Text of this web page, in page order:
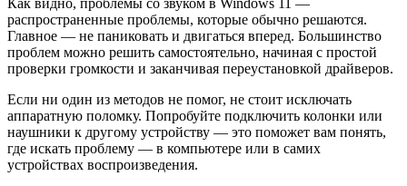
распространенные проблемы, которые обычно решаются.
Главное — не паниковать и двигаться вперед. Большинство
проблем можно решить самостоятельно, начиная с простой
проверки громкости и заканчивая переустановкой драйверов.
Если ни один из методов не помог, не стоит исключать
аппаратную поломку. Попробуйте подключить колонки или
наушники к другому устройству — это поможет вам понять,
где искать проблему — в компьютере или в самих
устройствах воспроизведения.